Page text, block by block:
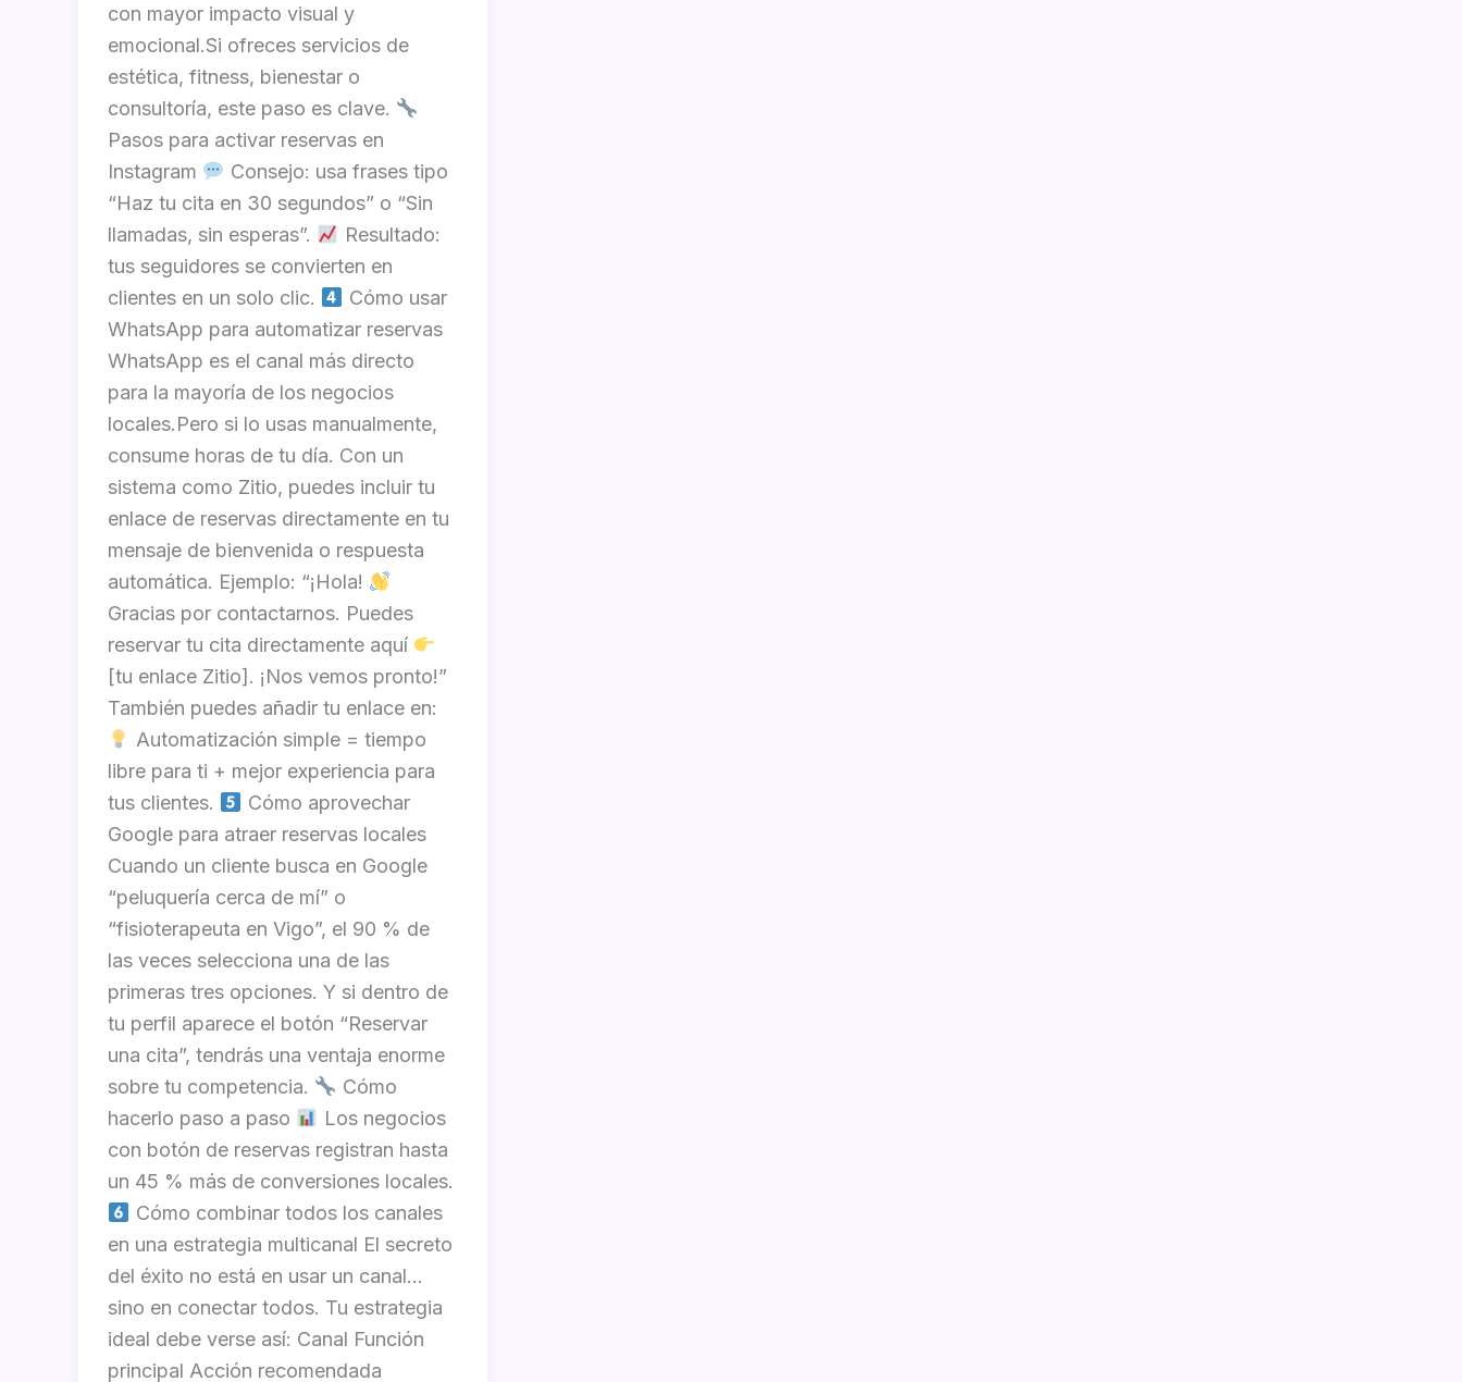
con mayor impacto visual y
emocional.Si ofreces servicios de
estética, fitness, bienestar o
consultoría, este paso es clave.
Pasos para activar reservas en
Instagram
Consejo: usa frases tipo
“Haz tu cita en 30 segundos” o “Sin
llamadas, sin esperas”.
Resultado:
tus seguidores se convierten en
clientes en un solo clic.
Cómo usar
WhatsApp para automatizar reservas
WhatsApp es el canal más directo
para la mayoría de los negocios
locales.Pero si lo usas manualmente,
consume horas de tu día. Con un
sistema como Zitio, puedes incluir tu
enlace de reservas directamente en tu
mensaje de bienvenida o respuesta
automática. Ejemplo: “¡Hola!
Gracias por contactarnos. Puedes
reservar tu cita directamente aquí
[tu enlace Zitio]. ¡Nos vemos pronto!”
También puedes añadir tu enlace en:
Automatización simple = tiempo
libre para ti + mejor experiencia para
tus clientes.
Cómo aprovechar
Google para atraer reservas locales
Cuando un cliente busca en Google
“peluquería cerca de mí” o
“fisioterapeuta en Vigo”, el 90 % de
las veces selecciona una de las
primeras tres opciones. Y si dentro de
tu perfil aparece el botón “Reservar
una cita”, tendrás una ventaja enorme
sobre tu competencia.
Cómo
hacerlo paso a paso
Los negocios
con botón de reservas registran hasta
un 45 % más de conversiones locales.
Cómo combinar todos los canales
en una estrategia multicanal El secreto
del éxito no está en usar un canal…
sino en conectar todos. Tu estrategia
ideal debe verse así: Canal Función
principal Acción recomendada